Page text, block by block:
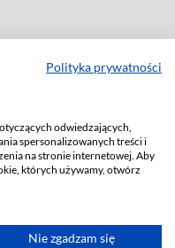
Polityka prywatności
odwiedzających,
spersonalizowanych treści i
na stronie internetowej. Aby
których używamy, otwórz
Nie zgadzam się